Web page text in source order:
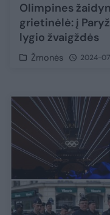
Olimpines
grietinėlė: į
lygio žvaigždės
Žmonės 2024-